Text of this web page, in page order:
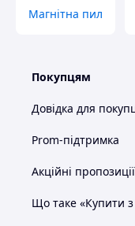
Магнітна пил
Покупцям
Довідка для
Prom-підтримка
Акційні пропозиції
Що таке «Купити